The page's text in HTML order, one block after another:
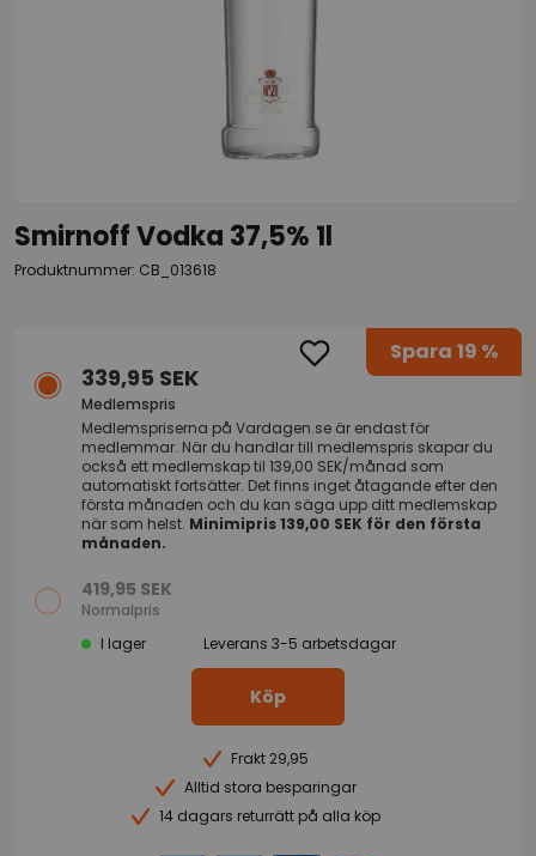
Smirnoff Vodka 37,5% 1l
Produktnummer: CB_013618
Spara 19 %
339,95 SEK
Medlemspris
Medlemspriserna på Vardagen.se är endast för
medlemmar. När du handlar till medlemspris skapar du
också ett medlemskap til 139,00 SEK/månad som
automatiskt fortsätter. Det finns inget åtagande efter den
första månaden och du kan säga upp ditt medlemskap
när som helst. Minimipris 139,00 SEK för den första
månaden.
419,95 SEK
Normalpris
I lager
Leverans 3-5 arbetsdagar
Köp
Frakt 29,95
Alltid stora besparingar
14 dagars returrätt på alla köp